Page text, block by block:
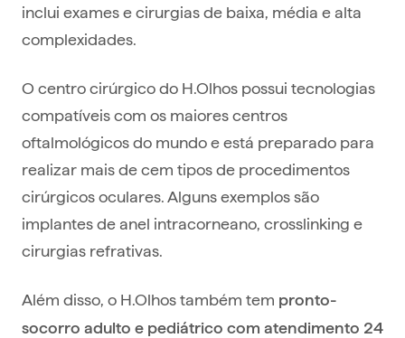
inclui exames e cirurgias de baixa, média e alta
complexidades.
O centro cirúrgico do H.Olhos possui tecnologias
compatíveis com os maiores centros
oftalmológicos do mundo e está preparado para
realizar mais de cem tipos de procedimentos
cirúrgicos oculares. Alguns exemplos são
implantes de anel intracorneano, crosslinking e
cirurgias refrativas.
Além disso, o H.Olhos também tem pronto-
socorro adulto e pediátrico com atendimento 24